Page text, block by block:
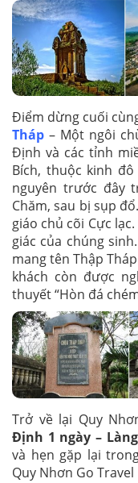
Điểm dừng cuối
Tháp – Một ngôi
Định và các tỉnh
Bích, thuộc kinh đô
nguyên trước đây
Chăm, sau bị sụp
giáo chủ cõi Cực
giác của chúng
mang tên Thập
khách còn được
thuyết “Hòn đá
Trở về lại Quy
Định 1 ngày –
và hẹn gặp lại
Quy Nhơn Go Travel